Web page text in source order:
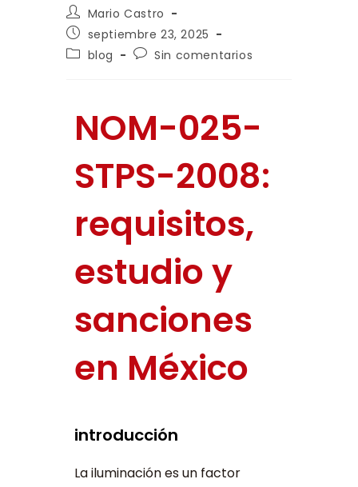
Mario Castro
septiembre 23, 2025
blog
Sin comentarios
NOM-025-
STPS-2008:
requisitos,
estudio y
sanciones
en México
introducción
La iluminación es un factor